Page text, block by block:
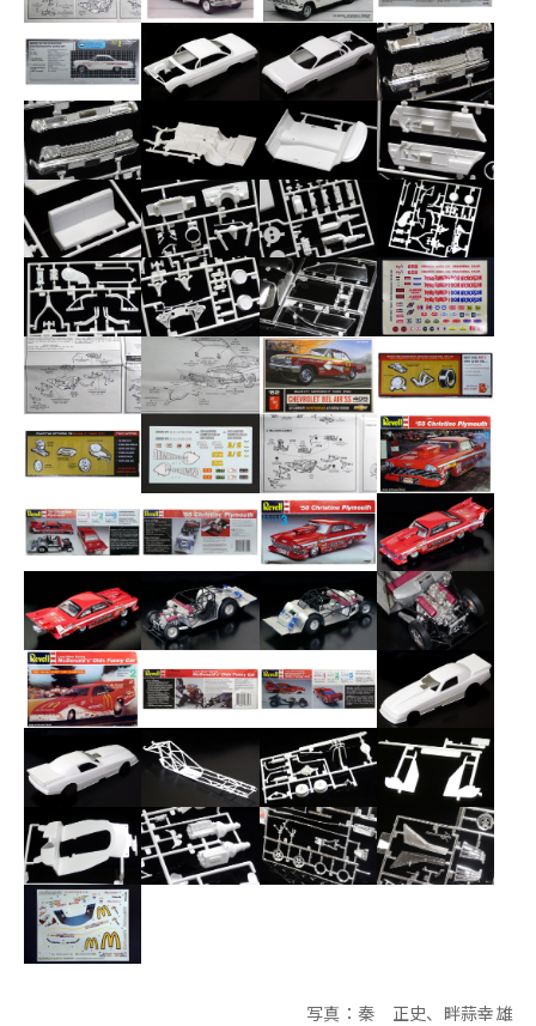
写真：秦 正史、畔蒜幸雄